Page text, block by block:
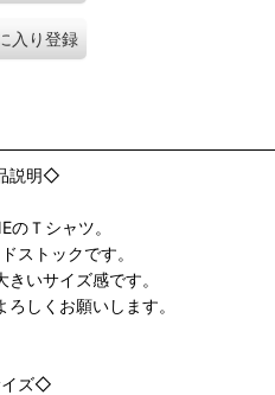
入り登録
説明◇
のＴシャツ。
ストックです。
いサイズ感です。
しくお願いします。
ズ◇